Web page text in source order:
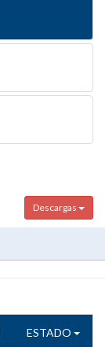
Descargas
ESTADO